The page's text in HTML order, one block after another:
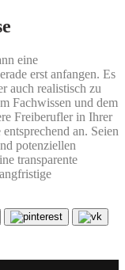
eine
erst anfangen. Es
auch realistisch zu
Fachwissen und dem
Freiberufler in Ihrer
an. Seien
potenziellen
transparente